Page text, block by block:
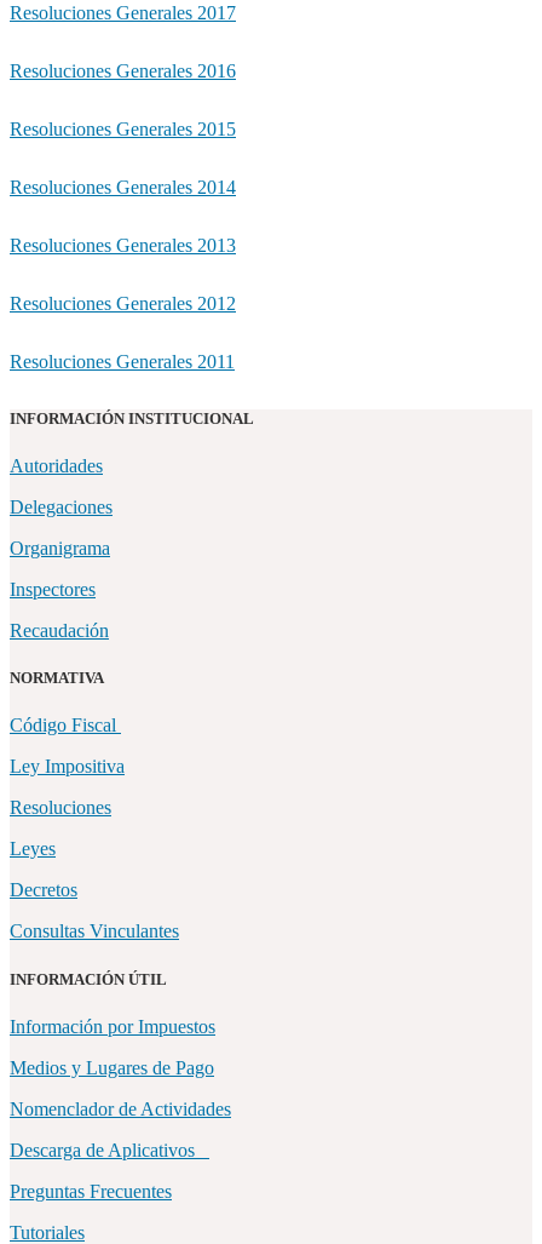
Resoluciones Generales 2017
Resoluciones Generales 2016
Resoluciones Generales 2015
Resoluciones Generales 2014
Resoluciones Generales 2013
Resoluciones Generales 2012
Resoluciones Generales 2011
INFORMACIÓN INSTITUCIONAL
Autoridades
Delegaciones
Organigrama
Inspectores
Recaudación
NORMATIVA
Código Fiscal
Ley Impositiva
Resoluciones
Leyes
Decretos
Consultas Vinculantes
INFORMACIÓN ÚTIL
Información por Impuestos
Medios y Lugares de Pago
Nomenclador de Actividades
Descarga de Aplicativos
Preguntas Frecuentes
Tutoriales